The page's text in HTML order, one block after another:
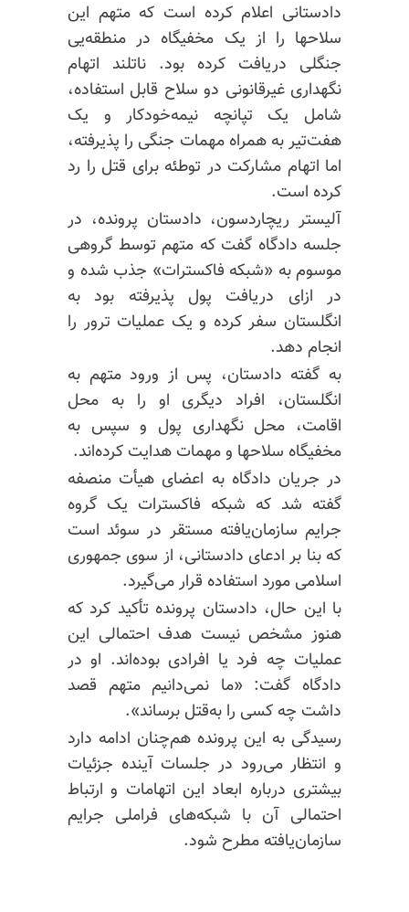
دادستانی اعلام کرده است که متهم این
سلاحها را از یک مخفیگاه در منطقه‌یی
جنگلی دریافت کرده بود. ناتلند اتهام
نگهداری غیرقانونی دو سلاح قابل استفاده،
شامل یک تپانچه نیمه‌خودکار و یک
هفت‌تیر به همراه مهمات جنگی را پذیرفته،
اما اتهام مشارکت در توطئه برای قتل را رد
کرده است.
آلیستر ریچاردسون، دادستان پرونده، در
جلسه دادگاه گفت که متهم توسط گروهی
موسوم به «شبکه فاکسترات» جذب شده و
در ازای دریافت پول پذیرفته بود به
انگلستان سفر کرده و یک عملیات ترور را
انجام دهد.
به گفته دادستان، پس از ورود متهم به
انگلستان، افراد دیگری او را به محل
اقامت، محل نگهداری پول و سپس به
مخفیگاه سلاحها و مهمات هدایت کرده‌اند.
در جریان دادگاه به اعضای هیأت منصفه
گفته شد که شبکه فاکسترات یک گروه
جرایم سازمان‌یافته مستقر در سوئد است
که بنا بر ادعای دادستانی، از سوی جمهوری
اسلامی مورد استفاده قرار می‌گیرد.
با این حال، دادستان پرونده تأکید کرد که
هنوز مشخص نیست هدف احتمالی این
عملیات چه فرد یا افرادی بوده‌اند. او در
دادگاه گفت: «ما نمی‌دانیم متهم قصد
داشت چه کسی را به‌قتل برساند».
رسیدگی به این پرونده هم‌چنان ادامه دارد
و انتظار می‌رود در جلسات آینده جزئیات
بیشتری درباره ابعاد این اتهامات و ارتباط
احتمالی آن با شبکه‌های فراملی جرایم
سازمان‌یافته مطرح شود.